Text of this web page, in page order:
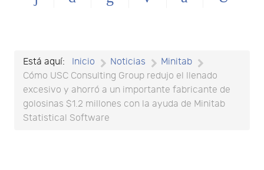
Está aquí: Inicio Noticias
Minitab
Cómo USC Consulting Group redujo el llenado
excesivo y ahorró a un importante fabricante de
golosinas $1.2 millones con la ayuda de Minitab
Statistical Software